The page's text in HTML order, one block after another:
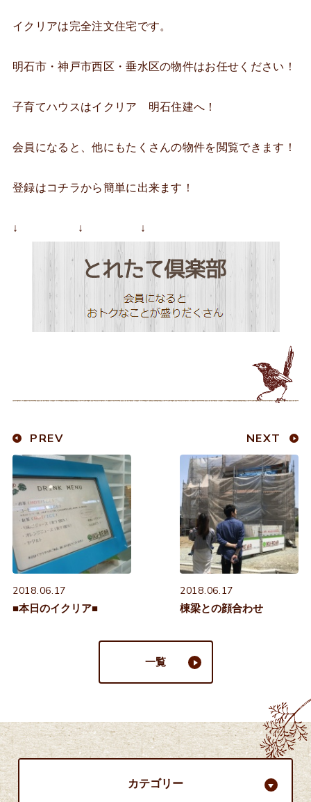
イクリアは完全注文住宅です。
明石市・神戸市西区・垂水区の物件はお任せください！
子育てハウスはイクリア 明石住建へ！
会員になると、他にもたくさんの物件を閲覧できます！
登録はコチラから簡単に出来ます！
↓ ↓ ↓
PREV
2018.06.17
■本日のイクリア■
NEXT
2018.06.17
棟梁との顔合わせ
一覧
カテゴリー